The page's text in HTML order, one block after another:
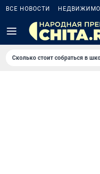
ВСЕ НОВОСТИ
Сколько стоит собраться в